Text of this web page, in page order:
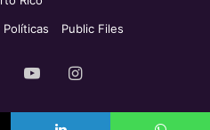
Public Files
YouTubeInstagram